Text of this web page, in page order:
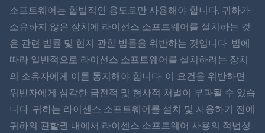
ภาษาไทย
简体中文
Dansk
हिंदी
소프트웨어는 합법적인 용도로만 사용해야 합니다. 귀하가
소유하지 않은 장치에 라이선스 소프트웨어를 설치하는 것
은 관련 법률 및 현지 관할 법률을 위반하는 것입니다. 법에
따라 일반적으로 라이선스 소프트웨어를 설치하려는 장치
의 소유자에게 이를 통지해야 합니다. 이 요건을 위반하면
위반자에게 심각한 금전적 및 형사적 처벌이 부과될 수 있습
니다. 귀하는 라이센스 소프트웨어를 설치 및 사용하기 전에
귀하의 관할권 내에서 라이센스 소프트웨어 사용의 적법성